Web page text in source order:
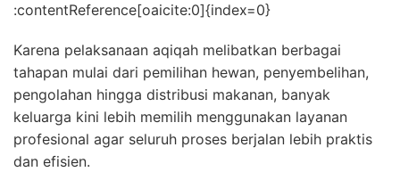
:contentReference[oaicite:0]{index=0}
Karena pelaksanaan aqiqah melibatkan berbagai
tahapan mulai dari pemilihan hewan, penyembelihan,
pengolahan hingga distribusi makanan, banyak
keluarga kini lebih memilih menggunakan layanan
profesional agar seluruh proses berjalan lebih praktis
dan efisien.